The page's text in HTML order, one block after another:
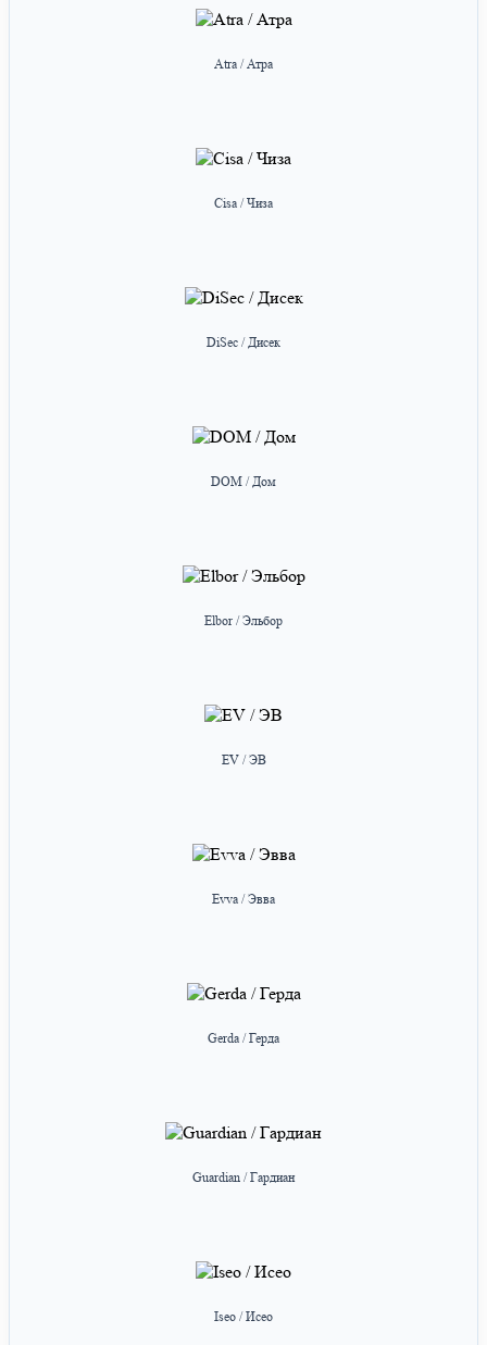
Atra / Атра
Cisa / Чиза
DiSec / Дисек
DOM / Дом
Elbor / Эльбор
EV / ЭВ
Evva / Эвва
Gerda / Герда
Guardian / Гардиан
Iseo / Исео